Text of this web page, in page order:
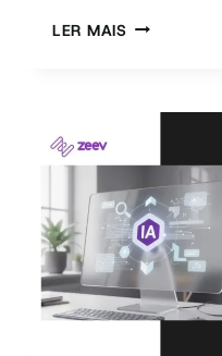
LER MAISINTEGRAÇÃO
PROCESSOS
SEM
SUBSTITUIR
SISTEMAS